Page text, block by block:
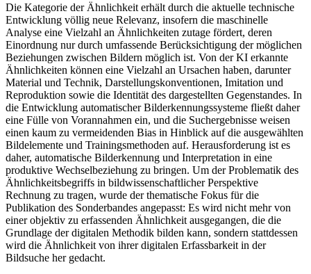
Die Kategorie der Ähnlichkeit erhält durch die aktuelle technische
Entwicklung völlig neue Relevanz, insofern die maschinelle
Analyse eine Vielzahl an Ähnlichkeiten zutage fördert, deren
Einordnung nur durch umfassende Berücksichtigung der möglichen
Beziehungen zwischen Bildern möglich ist. Von der KI erkannte
Ähnlichkeiten können eine Vielzahl an Ursachen haben, darunter
Material und Technik, Darstellungskonventionen, Imitation und
Reproduktion sowie die Identität des dargestellten Gegenstandes. In
die Entwicklung automatischer Bilderkennungssysteme fließt daher
eine Fülle von Vorannahmen ein, und die Suchergebnisse weisen
einen kaum zu vermeidenden Bias in Hinblick auf die ausgewählten
Bildelemente und Trainingsmethoden auf. Herausforderung ist es
daher, automatische Bilderkennung und Interpretation in eine
produktive Wechselbeziehung zu bringen. Um der Problematik des
Ähnlichkeitsbegriffs in bildwissenschaftlicher Perspektive
Rechnung zu tragen, wurde der thematische Fokus für die
Publikation des Sonderbandes angepasst: Es wird nicht mehr von
einer objektiv zu erfassenden Ähnlichkeit ausgegangen, die die
Grundlage der digitalen Methodik bilden kann, sondern stattdessen
wird die Ähnlichkeit von ihrer digitalen Erfassbarkeit in der
Bildsuche her gedacht.